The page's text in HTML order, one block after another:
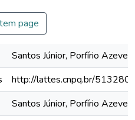
page
Santos Júnior, Porfírio
http://lattes.cnpq.br/
Santos Júnior, Porfírio